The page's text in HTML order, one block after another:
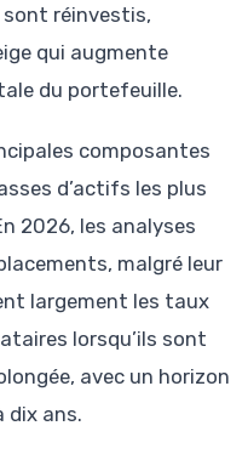
réinvestis,
qui augmente
du portefeuille.
composantes
d’actifs les plus
2026, les analyses
malgré leur
largement les taux
lorsqu’ils sont
avec un horizon
dix ans.